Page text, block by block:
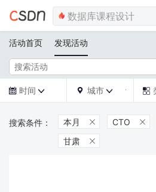
活动首页 发现活动
 时间   城市  
本月  CTO 
甘肃 